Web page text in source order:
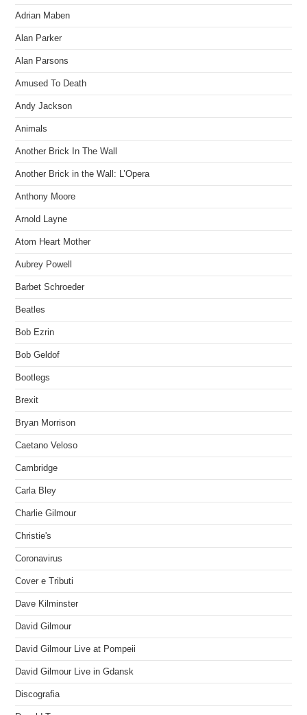
Adrian Maben
Alan Parker
Alan Parsons
Amused To Death
Andy Jackson
Animals
Another Brick In The Wall
Another Brick in the Wall: L’Opera
Anthony Moore
Arnold Layne
Atom Heart Mother
Aubrey Powell
Barbet Schroeder
Beatles
Bob Ezrin
Bob Geldof
Bootlegs
Brexit
Bryan Morrison
Caetano Veloso
Cambridge
Carla Bley
Charlie Gilmour
Christie's
Coronavirus
Cover e Tributi
Dave Kilminster
David Gilmour
David Gilmour Live at Pompeii
David Gilmour Live in Gdansk
Discografia